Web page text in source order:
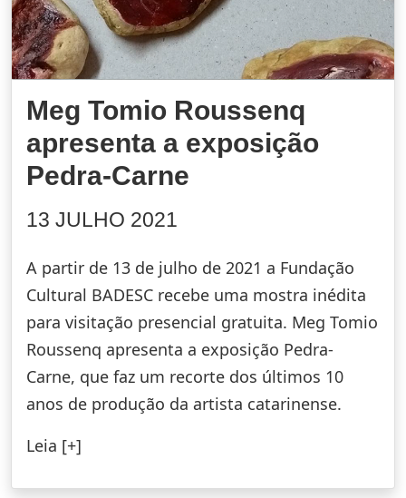
Meg Tomio Roussenq
apresenta a exposição
Pedra-Carne
13 JULHO 2021
A partir de 13 de julho de 2021 a Fundação
Cultural BADESC recebe uma mostra inédita
para visitação presencial gratuita. Meg Tomio
Roussenq apresenta a exposição Pedra-
Carne, que faz um recorte dos últimos 10
anos de produção da artista catarinense.
Leia [+]